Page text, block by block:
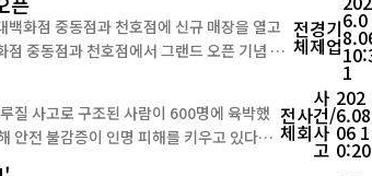
화점 중동점과 천호점에 신규 매장을 열고
체형과 수면 습관에 맞는 ...
전
체
경
제
기
업
6.0
1
질 사고로 구조된 사람이 600명에 육박했
안전 불감증이 인명 피해를 키우고 있다는
자료에 따르면 2021년부...
전
체
사
회
사
건/
사
고
202
06 1
0:20